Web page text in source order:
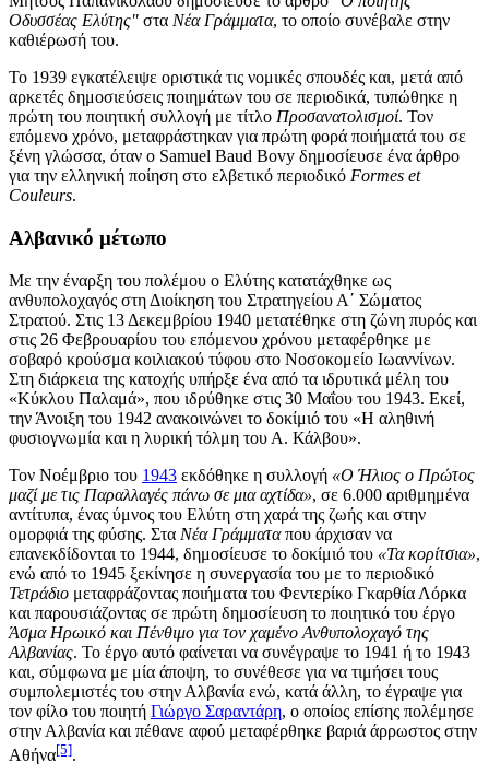
Οδυσσέας Ελύτης" στα Νέα Γράμματα, το οποίο συνέβαλε στην
καθιέρωσή του.
Το 1939 εγκατέλειψε οριστικά τις νομικές σπουδές και, μετά από
αρκετές δημοσιεύσεις ποιημάτων του σε περιοδικά, τυπώθηκε η
πρώτη του ποιητική συλλογή με τίτλο Προσανατολισμοί. Τον
επόμενο χρόνο, μεταφράστηκαν για πρώτη φορά ποιήματά του σε
ξένη γλώσσα, όταν ο Samuel Baud Bovy δημοσίευσε ένα άρθρο
για την ελληνική ποίηση στο ελβετικό περιοδικό Formes et
Couleurs.
Αλβανικό μέτωπο
Με την έναρξη του πολέμου ο Ελύτης κατατάχθηκε ως
ανθυπολοχαγός στη Διοίκηση του Στρατηγείου Α΄ Σώματος
Στρατού. Στις 13 Δεκεμβρίου 1940 μετατέθηκε στη ζώνη πυρός και
στις 26 Φεβρουαρίου του επόμενου χρόνου μεταφέρθηκε με
σοβαρό κρούσμα κοιλιακού τύφου στο Νοσοκομείο Ιωαννίνων.
Στη διάρκεια της κατοχής υπήρξε ένα από τα ιδρυτικά μέλη του
«Κύκλου Παλαμά», που ιδρύθηκε στις 30 Μαΐου του 1943. Εκεί,
την Άνοιξη του 1942 ανακοινώνει το δοκίμιό του «Η αληθινή
φυσιογνωμία και η λυρική τόλμη του Α. Κάλβου».
Τον Νοέμβριο του 1943 εκδόθηκε η συλλογή «Ο Ήλιος ο Πρώτος
μαζί με τις Παραλλαγές πάνω σε μια αχτίδα», σε 6.000 αριθμημένα
αντίτυπα, ένας ύμνος του Ελύτη στη χαρά της ζωής και στην
ομορφιά της φύσης. Στα Νέα Γράμματαπου άρχισαν να
επανεκδίδονται το 1944, δημοσίευσε το δοκίμιό του «Τα κορίτσια»,
ενώ από το 1945 ξεκίνησε η συνεργασία του με το περιοδικό
Τετράδιο μεταφράζοντας ποιήματα του Φεντερίκο Γκαρθία Λόρκα
και παρουσιάζοντας σε πρώτη δημοσίευση το ποιητικό του έργο
Άσμα Ηρωικό και Πένθιμο για τον χαμένο Ανθυπολοχαγό της
Αλβανίας. Το έργο αυτό φαίνεται να συνέγραψε το 1941 ή το 1943
και, σύμφωνα με μία άποψη, το συνέθεσε για να τιμήσει τους
συμπολεμιστές του στην Αλβανία ενώ, κατά άλλη, το έγραψε για
τον φίλο του ποιητή Γιώργο Σαραντάρη, ο οποίος επίσης πολέμησε
στην Αλβανία και πέθανε αφού μεταφέρθηκε βαριά άρρωστος στην
Αθήνα[5].